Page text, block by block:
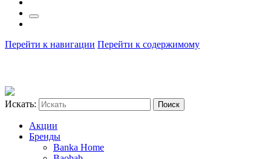
Перейти к навигации Перейти к содержимому
Искать:
Акции
Бренды
Banka Home